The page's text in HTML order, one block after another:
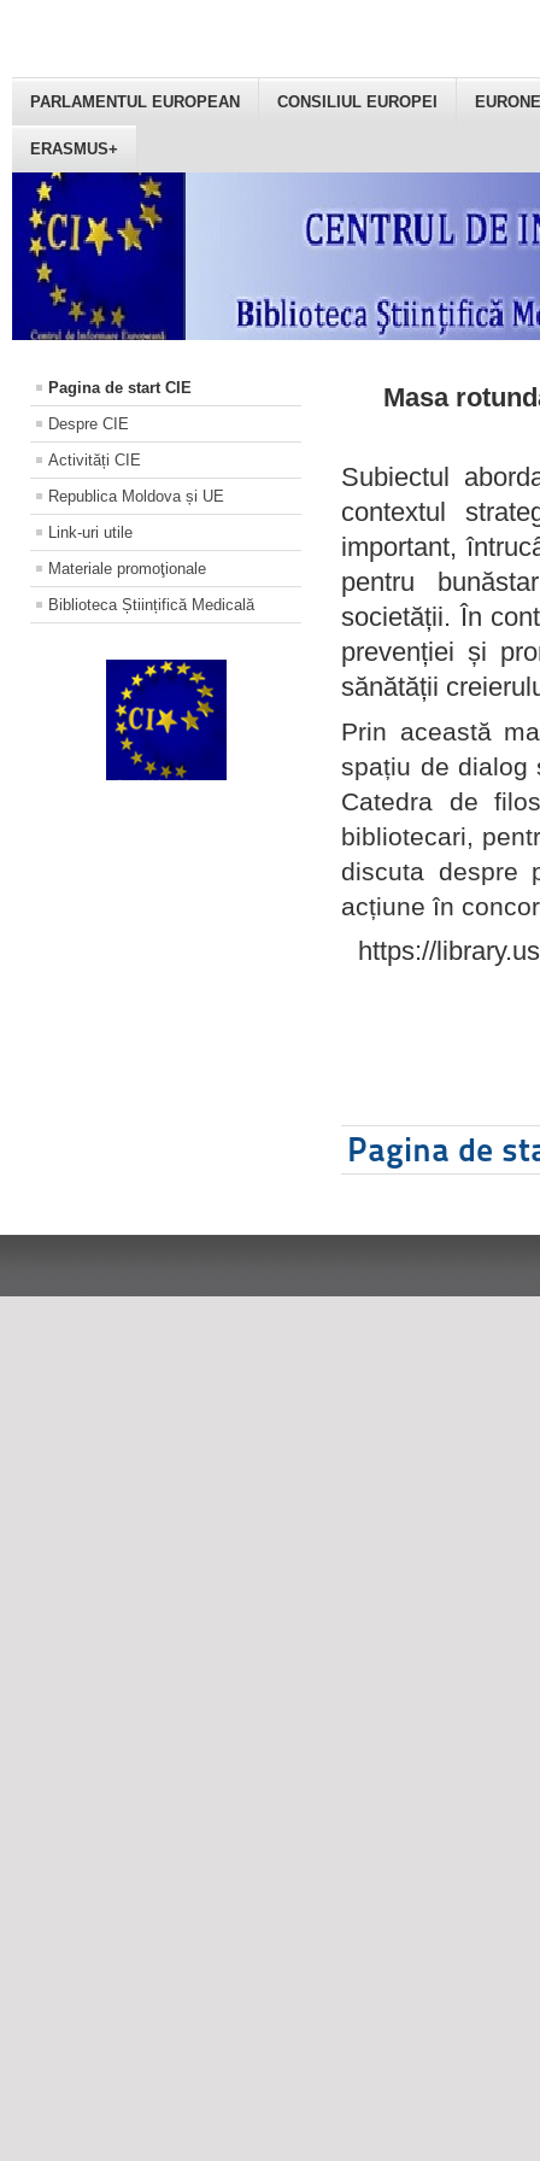
PARLAMENTUL EUROPEAN CONSILIUL EUROPEI
ERASMUS+
Pagina de start CIE
Despre CIE
Activități CIE
Republica Moldova și UE
Link-uri utile
Materiale promoţionale
Biblioteca Științifică Medicală
Masa
Subiectul
contextul
important,
pentru
societății. În
prevenției și
sănătății
Prin această
spațiu de dialog
Catedra de
bibliotecari,
discuta despre
acțiune în
https://
Pagina de